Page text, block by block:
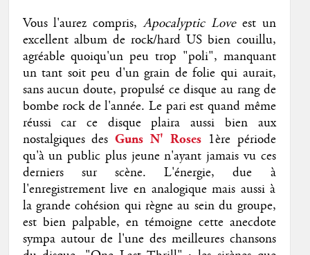
Vous l'aurez compris,Apocalyptic Loveest un
excellent album de rock/hard US bien couillu,
agréable quoiqu'un peu trop "poli", manquant
un tant soit peu d'un grain de folie qui aurait,
sans aucun doute, propulsé ce disque au rang de
bombe rock de l'année. Le pari est quand même
réussi car ce disque plaira aussi bien aux
nostalgiques des Guns N' Roses 1ère période
qu'à un public plus jeune n'ayant jamais vu ces
derniers sur scène. L'énergie, due à
l'enregistrement live en analogique mais aussi à
la grande cohésion qui règne au sein du groupe,
est bien palpable, en témoigne cette anecdote
sympa autour de l'une des meilleures chansons